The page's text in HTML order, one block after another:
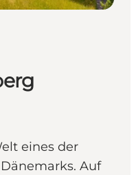
eines der
Auf